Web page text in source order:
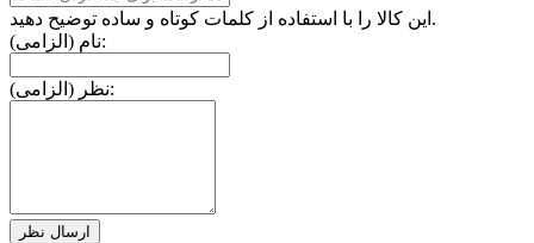
این کالا را با استفاده از کلمات کوتاه و ساده توضیح دهید.
نام (الزامی):
نظر (الزامی):